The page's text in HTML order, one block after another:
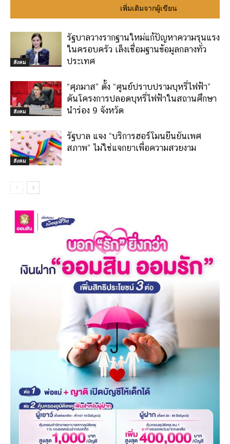
เพิ่มเติมจากผู้เขียน
สังคม
รัฐบาลวางรากฐานใหม่แก้ปัญหาความรุนแรง
ในครอบครัว เล็งเชื่อมฐานข้อมูลกลางทั่ว
ประเทศ
สังคม
“ศุภมาส” ตั้ง “ศูนย์ปราบปรามบุหรี่ไฟฟ้า”
ดันโครงการปลอดบุหรี่ไฟฟ้าในสถานศึกษา
นำร่อง 9 จังหวัด
สังคม
รัฐบาล แจง “บริการฮอร์โมนยืนยันเพศ
สภาพ” ไม่ใช่แจกยาเพื่อความสวยงาม